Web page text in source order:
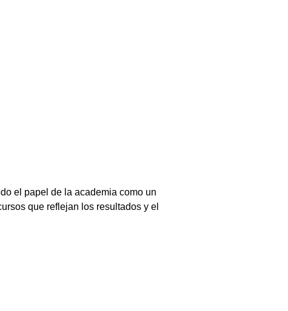
el papel de la academia como un
que reflejan los resultados y el